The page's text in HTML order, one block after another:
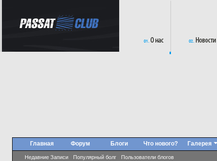
Главная Форум Блоги
Недавние Записи Популярный болг Пользователи блогов
Что нового? Галерея